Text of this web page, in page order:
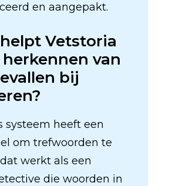
en aangepakt.
Vetstoria
van
bij
systeem heeft een
om trefwoorden te
werkt als een
die woorden in